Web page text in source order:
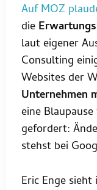
Auf MOZ
die
laut eigener
Consulting
Websites der
Unternehmen
eine
gefordert:
stehst bei
Eric Enge